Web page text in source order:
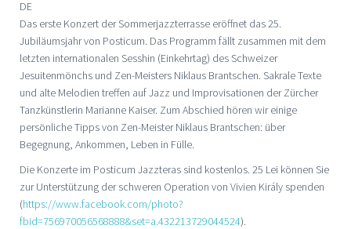
DE
Das erste Konzert der Sommerjazzterrasse eröffnet das 25.
Jubiläumsjahr von Posticum. Das Programm fällt zusammen mit dem
letzten internationalen Sesshin (Einkehrtag) des Schweizer
Jesuitenmönchs und Zen-Meisters Niklaus Brantschen. Sakrale Texte
und alte Melodien treffen auf Jazz und Improvisationen der Zürcher
Tanzkünstlerin Marianne Kaiser. Zum Abschied hören wir einige
persönliche Tipps von Zen-Meister Niklaus Brantschen: über
Begegnung, Ankommen, Leben in Fülle.
Die Konzerte im Posticum Jazzteras sind kostenlos. 25 Lei können Sie
zur Unterstützung der schweren Operation von Vivien Király spenden
(https://www.facebook.com/photo?
fbid=756970056568888&set=a.432213729044524).